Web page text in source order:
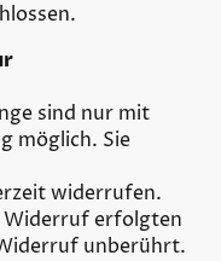
sind nur mit
möglich. Sie
widerrufen.
Widerruf erfolgten
unberührt.